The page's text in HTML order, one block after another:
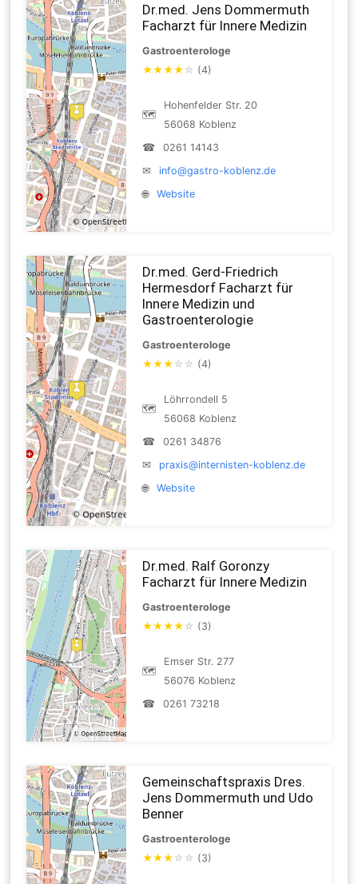
Dr.med. Jens Dommermuth
Facharzt für Innere Medizin
Gastroenterologe
★★★★ ☆ (4)
🗺
Hohenfelder Str. 20
56068 Koblenz
☎
0261 14143
✉
info@gastro-koblenz.de
🌐
Website
Dr.med. Gerd-Friedrich
Hermesdorf Facharzt für
Innere Medizin und
Gastroenterologie
Gastroenterologe
★★★ ☆ ☆ (4)
🗺
Löhrrondell 5
56068 Koblenz
☎
0261 34876
✉
praxis@internisten-koblenz.de
🌐
Website
Dr.med. Ralf Goronzy
Facharzt für Innere Medizin
Gastroenterologe
★★★★ ☆ (3)
🗺
Emser Str. 277
56076 Koblenz
☎
0261 73218
Gemeinschaftspraxis Dres.
Jens Dommermuth und Udo
Benner
Gastroenterologe
★★★ ☆ ☆ (3)